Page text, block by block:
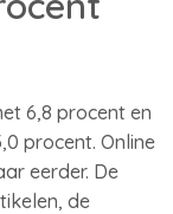
6,8 procent en
procent. Online
eerder. De
de